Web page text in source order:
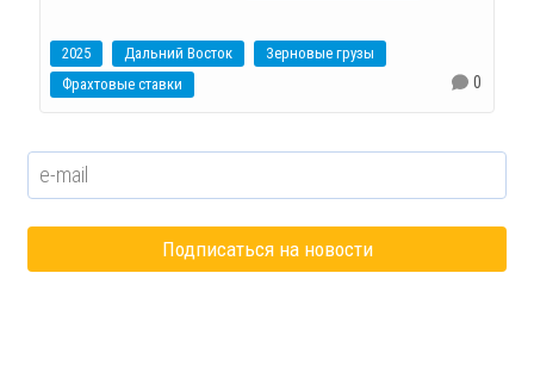
2025 Дальний Восток
Зерновые грузы
Фрахтовые ставки
0